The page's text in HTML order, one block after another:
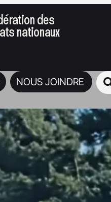
des
nationaux
NOUS JOINDRE